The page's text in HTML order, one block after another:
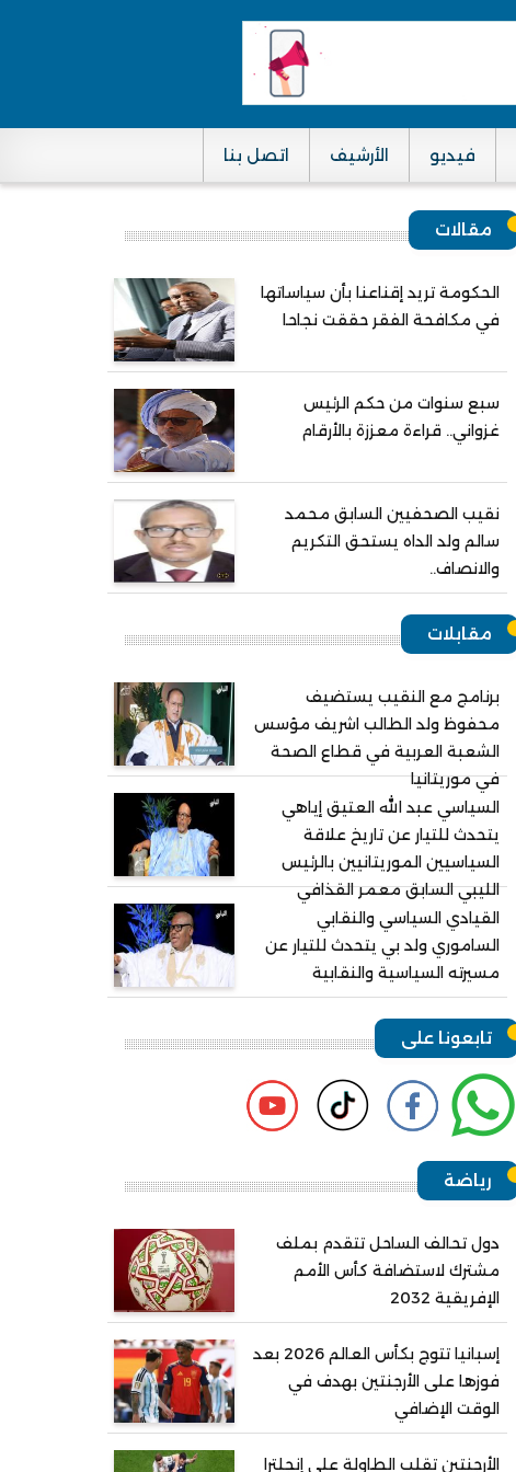
فيديو الأرشيف اتصل بنا
مقالات
الحكومة تريد إقناعنا بأن سياساتها
في مكافحة الفقر حققت نجاحا
سبع سنوات من حكم الرئيس
غزواني.. قراءة معززة بالأرقام
نقيب الصحفيين السابق محمد
سالم ولد الداه يستحق التكريم
والانصاف..
مقابلات
برنامج مع النقيب يستضيف
محفوظ ولد الطالب اشريف مؤسس
الشعبة العربية في قطاع الصحة
في موريتانيا
السياسي عبد الله العتيق إياهي
يتحدث للتيار عن تاريخ علاقة
السياسيين الموريتانيين بالرئيس
الليبي السابق معمر القذافي
القيادي السياسي والنقابي
الساموري ولد بي يتحدث للتيار عن
مسيرته السياسية والنقابية
تابعونا على
رياضة
دول تحالف الساحل تتقدم بملف
مشترك لاستضافة كأس الأمم
الإفريقية 2032
إسبانيا تتوج بكأس العالم 2026 بعد
فوزها على الأرجنتين بهدف في
الوقت الإضافي
الأرجنتين تقلب الطاولة على إنجلترا